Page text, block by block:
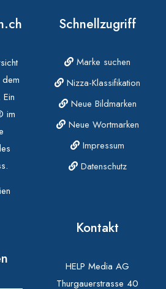
im
Schnellzugriff
Marke suchen
Nizza-Klassifikation
Neue Bildmarken
Neue Wortmarken
Impressum
Datenschutz
Kontakt
HELP Media AG
Thurgauerstrasse 40